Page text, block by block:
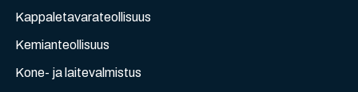
Kappaletavarateollisuus
Kemianteollisuus
Kone- ja laitevalmistus